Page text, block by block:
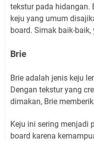
tekstur pada hidangan.
keju yang umum
board. Simak baik-baik,
Brie
Brie adalah jenis keju
Dengan tekstur yang
dimakan, Brie
Keju ini sering menjadi
board karena